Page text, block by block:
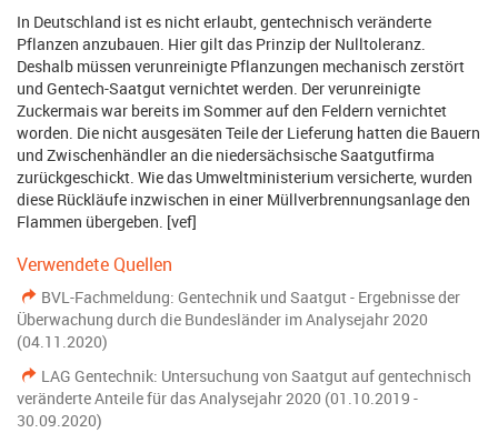
In Deutschland ist es nicht erlaubt, gentechnisch veränderte
Pflanzen anzubauen. Hier gilt das Prinzip der Nulltoleranz.
Deshalb müssen verunreinigte Pflanzungen mechanisch zerstört
und Gentech-Saatgut vernichtet werden. Der verunreinigte
Zuckermais war bereits im Sommer auf den Feldern vernichtet
worden. Die nicht ausgesäten Teile der Lieferung hatten die Bauern
und Zwischenhändler an die niedersächsische Saatgutfirma
zurückgeschickt. Wie das Umweltministerium versicherte, wurden
diese Rückläufe inzwischen in einer Müllverbrennungsanlage den
Flammen übergeben. [vef]
Verwendete Quellen
BVL-Fachmeldung: Gentechnik und Saatgut - Ergebnisse der
Überwachung durch die Bundesländer im Analysejahr 2020
(04.11.2020)
LAG Gentechnik: Untersuchung von Saatgut auf gentechnisch
veränderte Anteile für das Analysejahr 2020 (01.10.2019 -
30.09.2020)